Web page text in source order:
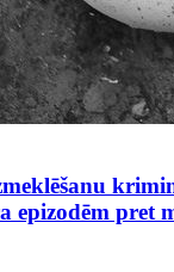
epizodēm pret